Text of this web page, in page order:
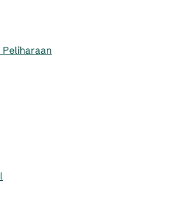
Peliharaan